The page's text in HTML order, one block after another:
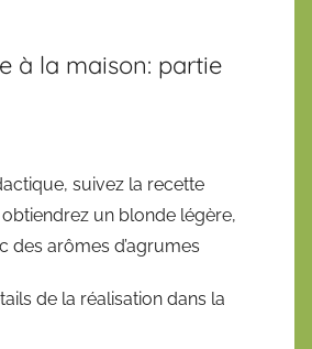
à la maison: partie
suivez la recette
un blonde légère,
des arômes d’agrumes
de la réalisation dans la